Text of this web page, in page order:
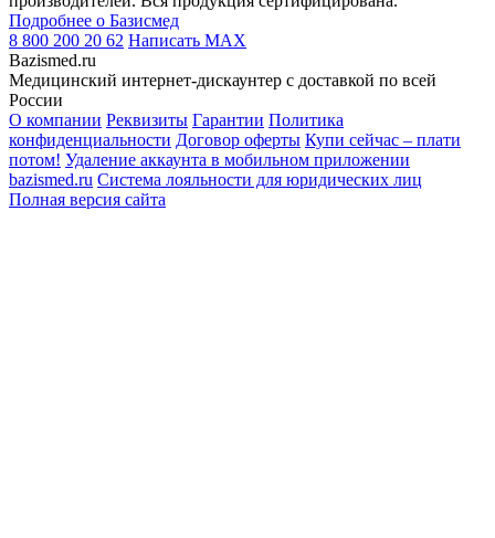
Подробнее о Базисмед
8 800 200 20 62 Написать MAX
Bazismed.ru
Медицинский интернет-дискаунтер с доставкой по всей
России
О компании Реквизиты Гарантии Политика
конфиденциальности Договор оферты Купи сейчас – плати
потом! Удаление аккаунта в мобильном приложении
bazismed.ru Система лояльности для юридических лиц
Полная версия сайта